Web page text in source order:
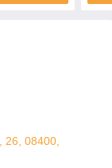
26, 08400,